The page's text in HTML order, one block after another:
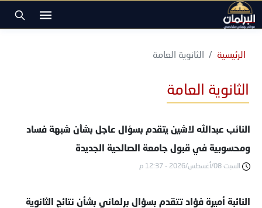
الرئيسية الثانوية العامة
الثانوية العامة
النائب عبدالله لاشين يتقدم بسؤال عاجل بشأن شبهة فساد
ومحسوبية في قبول جامعة الصالحية الجديدة
السبت 08/أغسطس/2026 - 12:37 م
النائبة أميرة فؤاد تتقدم بسؤال برلماني بشأن نتائج الثانوية